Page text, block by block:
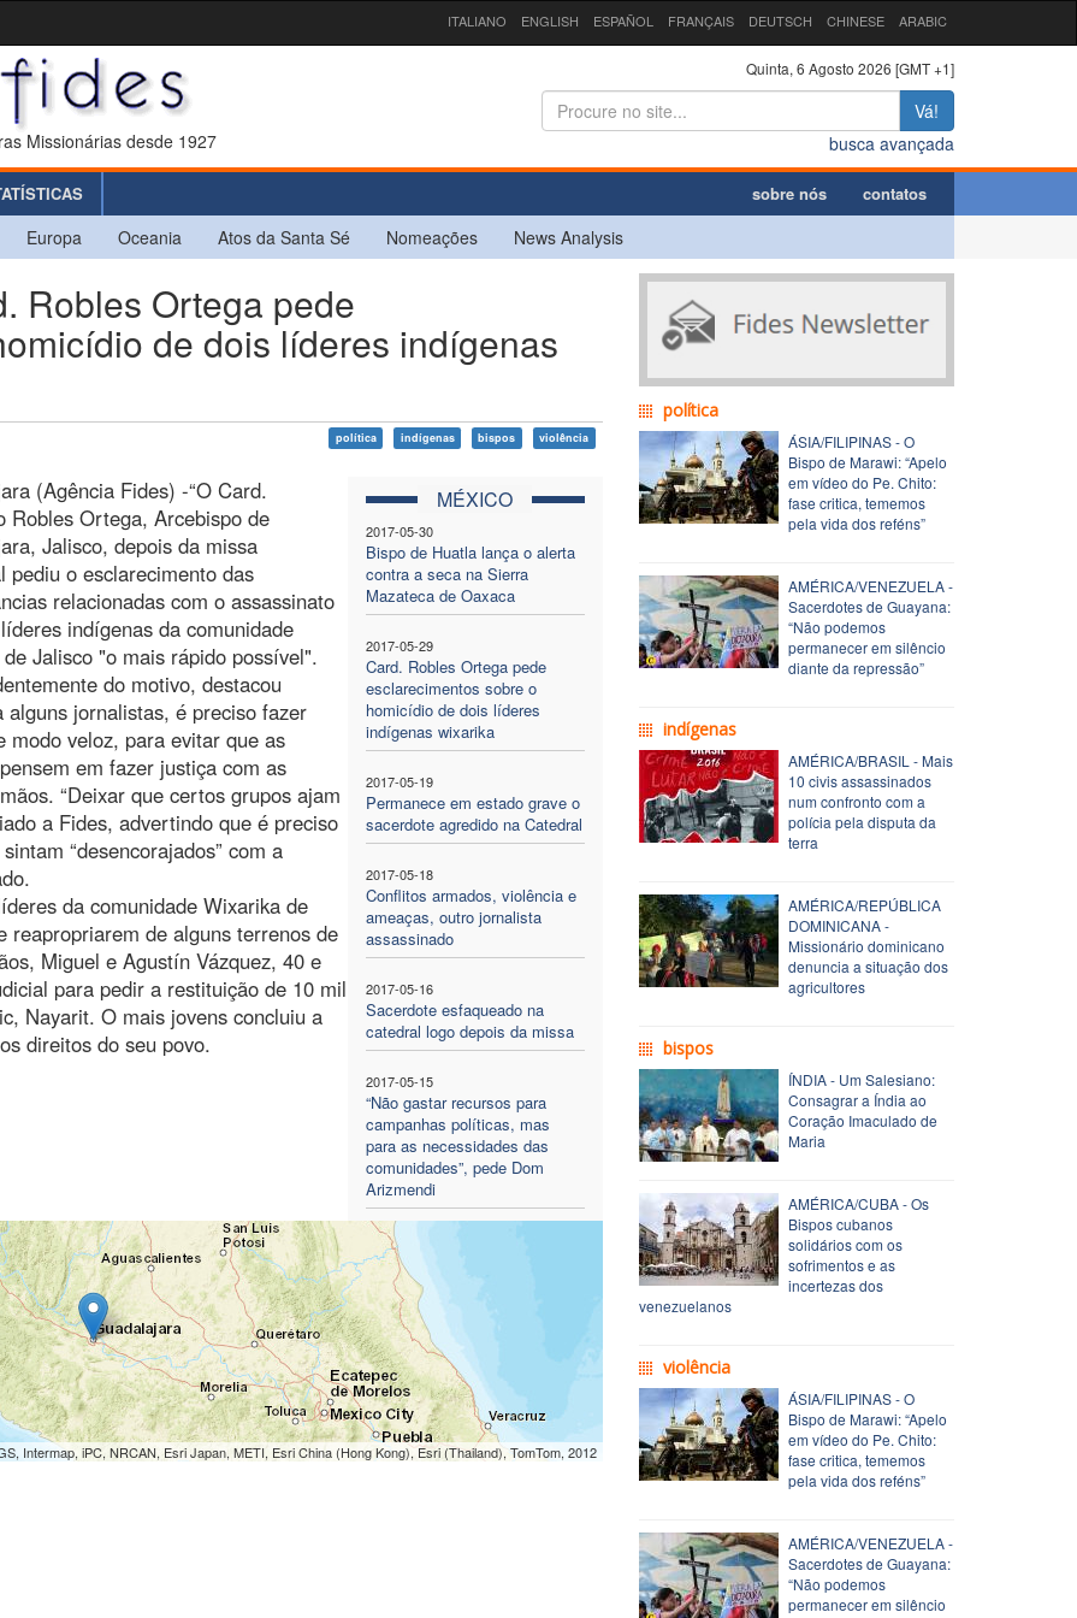
ITALIANO ENGLISH ESPAÑOL FRANÇAIS DEUTSCH CHINESE ARABIC
Missionárias desde 1927
Quinta, 6 Agosto 2026 [GMT +1]
Vá!
busca avançada
sobre nós contatos
Europa Oceania Atos da Santa Sé Nomeações News Analysis
Robles Ortega pede
de dois líderes indígenas
política indígenas bispos violência
MÉXICO
2017-05-30
Bispo de Huatla lança o alerta
contra a seca na Sierra
Mazateca de Oaxaca
2017-05-29
Card. Robles Ortega pede
esclarecimentos sobre o
homicídio de dois líderes
indígenas wixarika
2017-05-19
Permanece em estado grave o
sacerdote agredido na Catedral
2017-05-18
Conflitos armados, violência e
ameaças, outro jornalista
assassinado
2017-05-16
Sacerdote esfaqueado na
catedral logo depois da missa
2017-05-15
“Não gastar recursos para
campanhas políticas, mas
para as necessidades das
comunidades”, pede Dom
Arizmendi
(Agência Fides) -“O Card.
Robles Ortega, Arcebispo de
Jalisco, depois da missa
pediu o esclarecimento das
relacionadas com o assassinato
indígenas da comunidade
Jalisco "o mais rápido possível".
do motivo, destacou
alguns jornalistas, é preciso fazer
modo veloz, para evitar que as
em fazer justiça com as
“Deixar que certos grupos ajam
a Fides, advertindo que é preciso
“desencorajados” com a
da comunidade Wixarika de
reapropriarem de alguns terrenos de
Miguel e Agustín Vázquez, 40 e
para pedir a restituição de 10 mil
Nayarit. O mais jovens concluiu a
direitos do seu povo.
Intermap, iPC, NRCAN, Esri Japan, METI, Esri China (Hong Kong), Esri (Thailand), TomTom, 2012
política
ÁSIA/FILIPINAS - O
Bispo de Marawi: “Apelo
em vídeo do Pe. Chito:
fase critica, tememos
pela vida dos reféns”
AMÉRICA/VENEZUELA -
Sacerdotes de Guayana:
“Não podemos
permanecer em silêncio
diante da repressão”
indígenas
AMÉRICA/BRASIL - Mais
10 civis assassinados
num confronto com a
polícia pela disputa da
terra
AMÉRICA/REPÚBLICA
DOMINICANA -
Missionário dominicano
denuncia a situação dos
agricultores
bispos
ÍNDIA - Um Salesiano:
Consagrar a Índia ao
Coração Imaculado de
Maria
AMÉRICA/CUBA - Os
Bispos cubanos
solidários com os
sofrimentos e as
incertezas dos
venezuelanos
violência
ÁSIA/FILIPINAS - O
Bispo de Marawi: “Apelo
em vídeo do Pe. Chito:
fase critica, tememos
pela vida dos reféns”
AMÉRICA/VENEZUELA -
Sacerdotes de Guayana:
“Não podemos
permanecer em silêncio